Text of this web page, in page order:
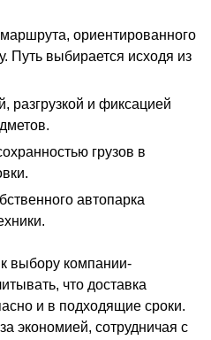
ориентированного
Путь выбирается исходя из
разгрузкой и фиксацией
грузов в
автопарка
выбору компании-
что доставка
и в подходящие сроки.
экономией, сотрудничая с